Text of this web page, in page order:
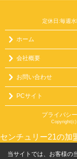
定休日:毎週
ホーム
会社概要
お問い合わせ
PCサイト
プライバシ
Copyright(c)
センチュリー21の加
当サイトでは、お客様の